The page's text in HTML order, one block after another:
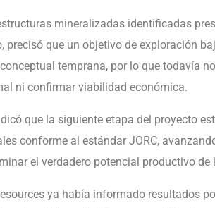
mineralizadas identificadas
precisó que un objetivo de exploración
temprana, por lo que todavía
ni confirmar viabilidad económica.
que la siguiente etapa del proyecto
conforme al estándar JORC,
el verdadero potencial productivo de
ya había informado resultados